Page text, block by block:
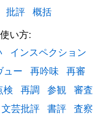
批評 概括
い方:
インスペクション
ュー 再吟味
再審
検 再調 参観 審査
文芸批評 書評 査察